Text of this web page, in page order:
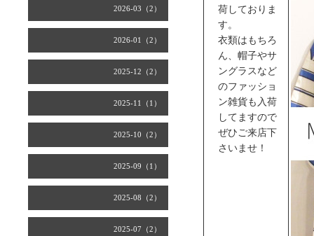
2026-03（2）
2026-01（2）
2025-12（2）
2025-11（1）
2025-10（2）
2025-09（1）
2025-08（2）
2025-07（2）
荷しておりま
す。
衣類はもちろ
ん、帽子やサ
ングラスなど
のファッショ
ン雑貨も入荷
してますので
ぜひご来店下
さいませ！